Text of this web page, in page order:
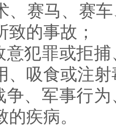
、赛马、赛
致的事故；
意犯罪或拒
、吸食或注射
争、军事行
的疾病。